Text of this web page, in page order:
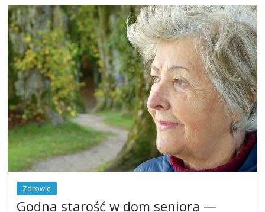
Zdrowie
Godna starość w dom seniora —